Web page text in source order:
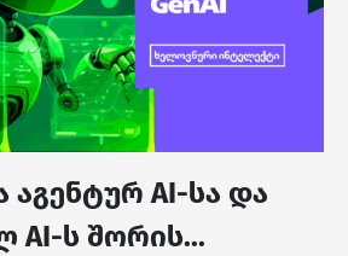
აგენტურ AI-სა და
AI-ს შორის...